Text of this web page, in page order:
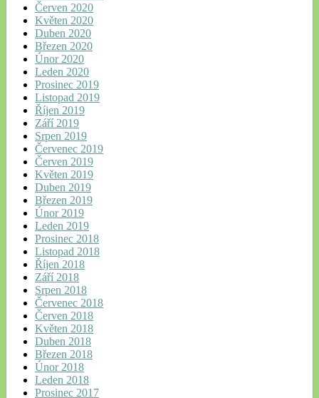
Červen 2020
Květen 2020
Duben 2020
Březen 2020
Únor 2020
Leden 2020
Prosinec 2019
Listopad 2019
Říjen 2019
Září 2019
Srpen 2019
Červenec 2019
Červen 2019
Květen 2019
Duben 2019
Březen 2019
Únor 2019
Leden 2019
Prosinec 2018
Listopad 2018
Říjen 2018
Září 2018
Srpen 2018
Červenec 2018
Červen 2018
Květen 2018
Duben 2018
Březen 2018
Únor 2018
Leden 2018
Prosinec 2017